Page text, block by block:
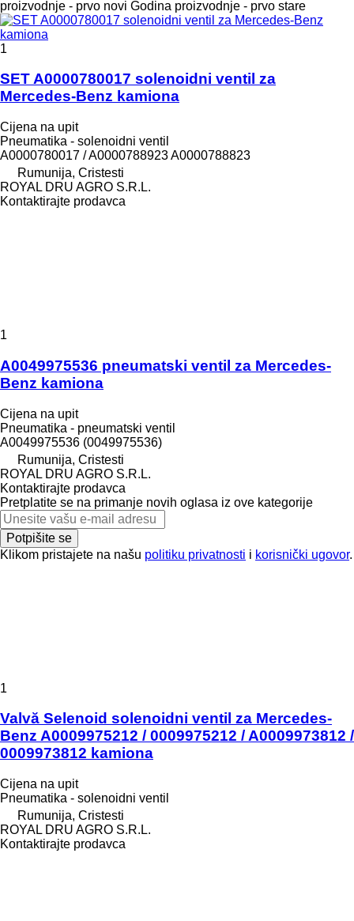
proizvodnje - prvo novi Godina proizvodnje - prvo stare
1
SET A0000780017 solenoidni ventil za
Mercedes-Benz kamiona
Cijena na upit
Pneumatika - solenoidni ventil
A0000780017 / A0000788923 A0000788823
Rumunija, Cristesti
ROYAL DRU AGRO S.R.L.
Kontaktirajte prodavca
1
A0049975536 pneumatski ventil za Mercedes-
Benz kamiona
Cijena na upit
Pneumatika - pneumatski ventil
A0049975536 (0049975536)
Rumunija, Cristesti
ROYAL DRU AGRO S.R.L.
Kontaktirajte prodavca
Pretplatite se na primanje novih oglasa iz ove kategorije
Potpišite se
Klikom pristajete na našu politiku privatnosti i korisnički ugovor.
1
Valvă Selenoid solenoidni ventil za Mercedes-
Benz A0009975212 / 0009975212 / A0009973812 /
0009973812 kamiona
Cijena na upit
Pneumatika - solenoidni ventil
Rumunija, Cristesti
ROYAL DRU AGRO S.R.L.
Kontaktirajte prodavca